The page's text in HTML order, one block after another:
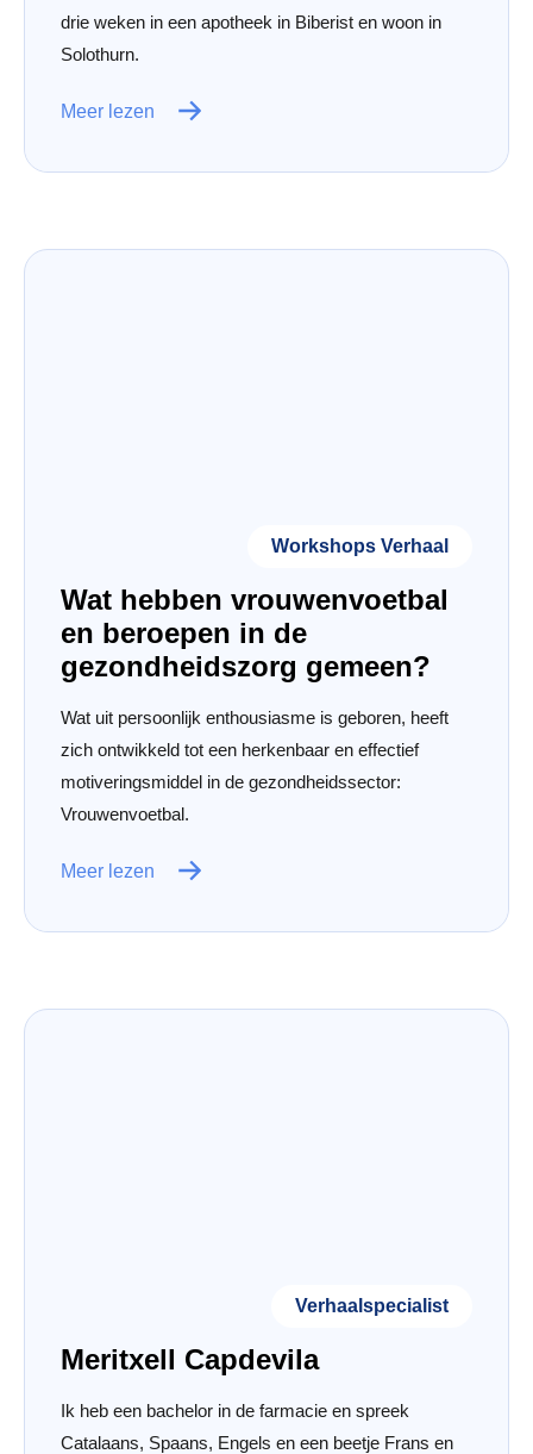
drie weken in een apotheek in Biberist en woon in
Solothurn.
Meer lezen
Workshops Verhaal
Wat hebben vrouwenvoetbal
en beroepen in de
gezondheidszorg gemeen?
Wat uit persoonlijk enthousiasme is geboren, heeft
zich ontwikkeld tot een herkenbaar en effectief
motiveringsmiddel in de gezondheidssector:
Vrouwenvoetbal.
Meer lezen
Verhaalspecialist
Meritxell Capdevila
Ik heb een bachelor in de farmacie en spreek
Catalaans, Spaans, Engels en een beetje Frans en